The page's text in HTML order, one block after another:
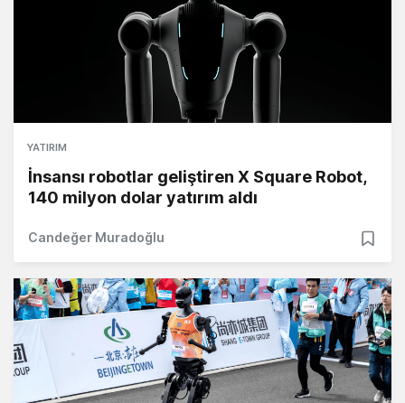
YATIRIM
İnsansı robotlar geliştiren X Square Robot,
140 milyon dolar yatırım aldı
Candeğer Muradoğlu